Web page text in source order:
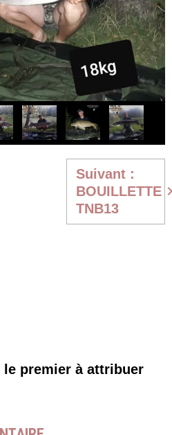
Suivant :
BOUILLETTE
TNB13
le premier à attribuer